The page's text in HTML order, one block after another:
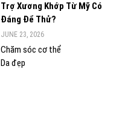
Trợ Xương Khớp Từ Mỹ Có
Đáng Để Thử?
JUNE 23, 2026
Chăm sóc cơ thể
Da đẹp